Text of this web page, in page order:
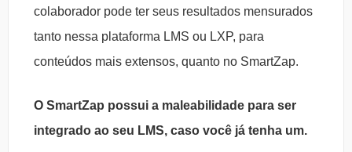
colaborador pode ter seus resultados mensurados
tanto nessa plataforma LMS ou LXP, para
conteúdos mais extensos, quanto no SmartZap.
O SmartZap possui a maleabilidade para ser
integrado ao seu LMS, caso você já tenha um.